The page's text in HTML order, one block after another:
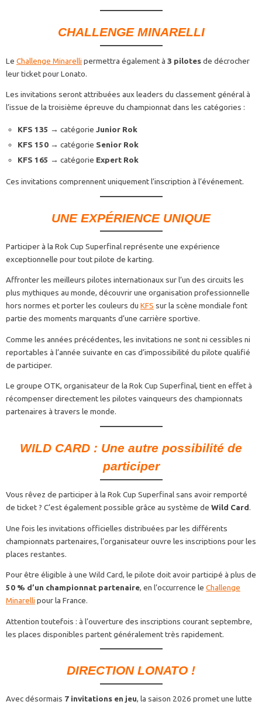
CHALLENGE MINARELLI
Le Challenge Minarelli permettra également à 3 pilotesde décrocher
leur ticket pour Lonato.
Les invitations seront attribuées aux leaders du classement général à
l’issue de la troisième épreuve du championnat dans les catégories :
KFS 135 → catégorieJunior Rok
KFS 150 → catégorie Senior Rok
KFS 165 → catégorie Expert Rok
Ces invitations comprennent uniquement l’inscription à l’événement.
UNE EXPÉRIENCE UNIQUE
Participer à la Rok Cup Superfinal représente une expérience
exceptionnelle pour tout pilote de karting.
Affronter les meilleurs pilotes internationaux sur l’un des circuits les
plus mythiques au monde, découvrir une organisation professionnelle
hors normes et porter les couleurs du KFS sur la scène mondiale font
partie des moments marquants d’une carrière sportive.
Comme les années précédentes, les invitations ne sont ni cessibles ni
reportables à l’année suivante en cas d’impossibilité du pilote qualifié
de participer.
Le groupe OTK, organisateur de la Rok Cup Superfinal, tient en effet à
récompenser directement les pilotes vainqueurs des championnats
partenaires à travers le monde.
WILD CARD : Une autre possibilité de
participer
Vous rêvez de participer à la Rok Cup Superfinal sans avoir remporté
de ticket ? C’est également possible grâce au système de Wild Card.
Une fois les invitations officielles distribuées par les différents
championnats partenaires, l’organisateur ouvre les inscriptions pour les
places restantes.
Pour être éligible à une Wild Card, le pilote doit avoir participé à plus de
50 % d’un championnat partenaire, en l’occurrence le Challenge
Minarelli pour la France.
Attention toutefois : à l’ouverture des inscriptions courant septembre,
les places disponibles partent généralement très rapidement.
DIRECTION LONATO !
Avec désormais 7 invitations en jeu, la saison 2026 promet une lutte